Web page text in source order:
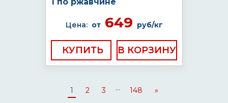
Цена: от649 руб/кг
КУПИТЬ
1 2 3 ... 148 »